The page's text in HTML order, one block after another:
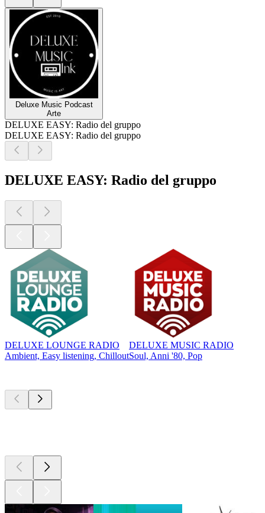
Deluxe Music Podcast
Arte
DELUXE EASY: Radio del gruppo
DELUXE EASY: Radio del gruppo
DELUXE EASY: Radio del gruppo
DELUXE LOUNGE RADIO
Ambient, Easy listening, Chillout
DELUXE MUSIC RADIO
Soul, Anni '80, Pop